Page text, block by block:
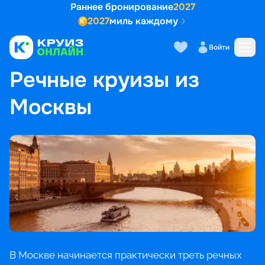
Раннее бронирование2027
2027миль каждому
Войти
ГЛАВНАЯ • ПОПУЛЯРНЫЕ НАПРАВЛЕНИЯ
РЕЧНЫЕ КРУИЗЫ ИЗ МОСКВЫ
Речные круизы из
Москвы
В Москве начинается практически треть речных